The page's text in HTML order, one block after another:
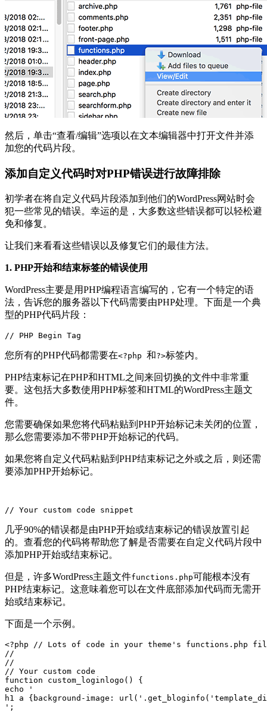
然后，单击“查看/编辑”选项以在文本编辑器中打开文件并添
加您的代码片段。
添加自定义代码时对PHP错误进行故障排除
初学者在将自定义代码片段添加到他们的WordPress网站时会
犯一些常见的错误。幸运的是，大多数这些错误都可以轻松避
免和修复。
让我们来看看这些错误以及修复它们的最佳方法。
1. PHP开始和结束标签的错误使用
WordPress主要是用PHP编程语言编写的，它有一个特定的语
法，告诉您的服务器以下代码需要由PHP处理。下面是一个典
型的PHP代码片段：
您所有的PHP代码都需要在<?php 和?>标签内。
PHP结束标记在PHP和HTML之间来回切换的文件中非常重
要。这包括大多数使用PHP标签和HTML的WordPress主题文
件。
您需要确保如果您将代码粘贴到PHP开始标记未关闭的位置，
那么您需要添加不带PHP开始标记的代码。
如果您将自定义代码粘贴到PHP结束标记之外或之后，则还需
要添加PHP开始标记。
几乎90%的错误都是由PHP开始或结束标记的错误放置引起
的。查看您的代码将帮助您了解是否需要在自定义代码片段中
添加PHP开始或结束标记。
但是，许多WordPress主题文件functions.php可能根本没有
PHP结束标记。这意味着您可以在文件底部添加代码而无需开
始或结束标记。
下面是一个示例。
<?php // Lots of code in your theme's functions.php
//
//
// Your custom code
function custom_loginlogo() {
echo '
h1 a {background-image:
';